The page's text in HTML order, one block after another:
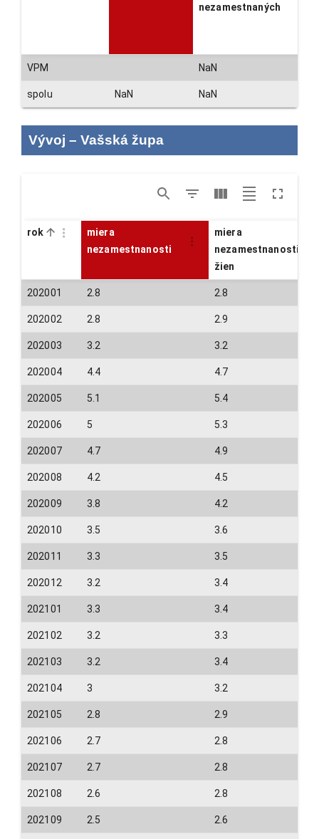
nezamestnaných
VPM NaN
spolu NaN NaN
Vývoj – Vašská župa
rok
miera
nezamestnanosti
miera
nezamestnanosti
žien
202001 2.8 2.8
202002 2.8 2.9
202003 3.2 3.2
202004 4.4 4.7
202005 5.1 5.4
202006 5 5.3
202007 4.7 4.9
202008 4.2 4.5
202009 3.8 4.2
202010 3.5 3.6
202011 3.3 3.5
202012 3.2 3.4
202101 3.3 3.4
202102 3.2 3.3
202103 3.2 3.4
202104 3 3.2
202105 2.8 2.9
202106 2.7 2.8
202107 2.7 2.8
202108 2.6 2.8
202109 2.5 2.6